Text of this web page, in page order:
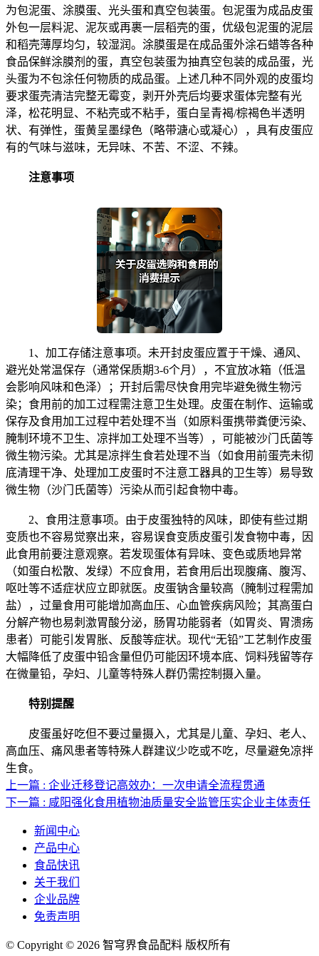
为包泥蛋、涂膜蛋、光头蛋和真空包装蛋。包泥蛋为成品皮蛋
外包一层料泥、泥灰或再裹一层稻壳的蛋，优级包泥蛋的泥层
和稻壳薄厚均匀，较湿润。涂膜蛋是在成品蛋外涂石蜡等各种
食品保鲜涂膜剂的蛋，真空包装蛋为抽真空包装的成品蛋，光
头蛋为不包涂任何物质的成品蛋。上述几种不同外观的皮蛋均
要求蛋壳清洁完整无霉变，剥开外壳后均要求蛋体完整有光
泽，松花明显、不粘壳或不粘手，蛋白呈青褐/棕褐色半透明
状、有弹性，蛋黄呈墨绿色（略带溏心或凝心），具有皮蛋应
有的气味与滋味，无异味、不苦、不涩、不辣。
注意事项
1、加工存储注意事项。未开封皮蛋应置于干燥、通风、
避光处常温保存（通常保质期3-6个月），不宜放冰箱（低温
会影响风味和色泽）；开封后需尽快食用完毕避免微生物污
染；食用前的加工过程需注意卫生处理。皮蛋在制作、运输或
保存及食用加工过程中若处理不当（如原料蛋携带粪便污染、
腌制环境不卫生、凉拌加工处理不当等），可能被沙门氏菌等
微生物污染。尤其是凉拌生食若处理不当（如食用前蛋壳未彻
底清理干净、处理加工皮蛋时不注意工器具的卫生等）易导致
微生物（沙门氏菌等）污染从而引起食物中毒。
2、食用注意事项。由于皮蛋独特的风味，即使有些过期
变质也不容易觉察出来，容易误食变质皮蛋引发食物中毒，因
此食用前要注意观察。若发现蛋体有异味、变色或质地异常
（如蛋白松散、发绿）不应食用，若食用后出现腹痛、腹泻、
呕吐等不适症状应立即就医。皮蛋钠含量较高（腌制过程需加
盐），过量食用可能增加高血压、心血管疾病风险；其高蛋白
分解产物也易刺激胃酸分泌，肠胃功能弱者（如胃炎、胃溃疡
患者）可能引发胃胀、反酸等症状。现代“无铅”工艺制作皮蛋
大幅降低了皮蛋中铅含量但仍可能因环境本底、饲料残留等存
在微量铅，孕妇、儿童等特殊人群仍需控制摄入量。
特别提醒
皮蛋虽好吃但不要过量摄入，尤其是儿童、孕妇、老人、
高血压、痛风患者等特殊人群建议少吃或不吃，尽量避免凉拌
生食。
上一篇 : 企业迁移登记高效办：一次申请全流程贯通
下一篇 : 咸阳强化食用植物油质量安全监管压实企业主体责任
新闻中心
产品中心
食品快讯
关于我们
企业品牌
免责声明
© Copyright © 2026 智穹界食品配料 版权所有